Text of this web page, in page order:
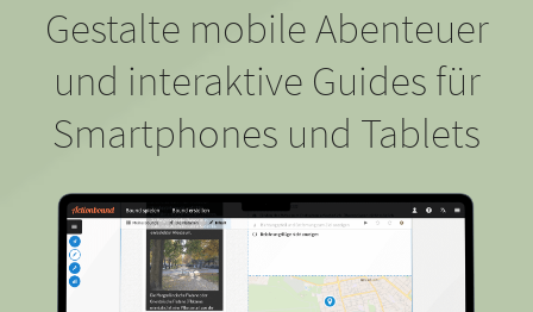
Gestalte mobile Abenteuer
und interaktive Guides für
Smartphones und Tablets